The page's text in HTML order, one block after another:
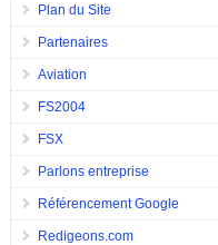
Plan du Site
Partenaires
Aviation
FS2004
FSX
Parlons entreprise
Référencement Google
Redigeons.com